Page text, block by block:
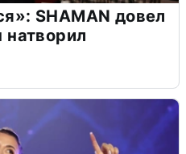
SHAMAN довел